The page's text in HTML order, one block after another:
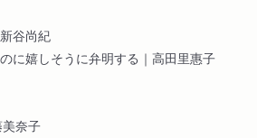
谷尚紀
に嬉しそうに弁明する｜高田里惠子
美奈子